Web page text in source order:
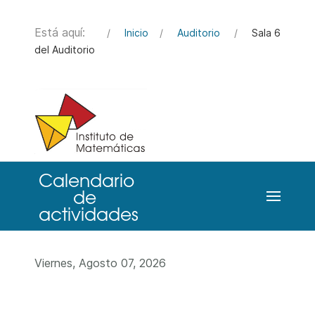
Está aquí: Inicio Auditorio
Sala 6
del Auditorio
Viernes, Agosto 07, 2026